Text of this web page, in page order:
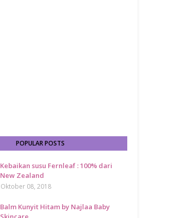
POPULAR POSTS
Kebaikan susu Fernleaf : 100% dari
New Zealand
Oktober 08, 2018
Balm Kunyit Hitam by Najlaa Baby